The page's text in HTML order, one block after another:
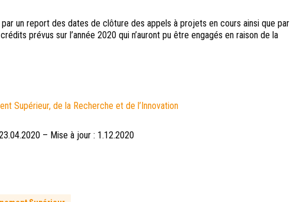
un report des dates de clôture des appels à projets en cours ainsi que par
prévus sur l’année 2020 qui n’auront pu être engagés en raison de la
Supérieur, de la Recherche et de l’Innovation
– Mise à jour : 1.12.2020